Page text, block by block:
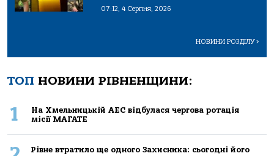
07:12, 4 Серпня, 2026
НОВИНИ РОЗДІЛУ>
ТОП НОВИНИ РІВНЕНЩИНИ:
1
На Хмельницькій АЕС відбулася чергова ротація
місії МАГАТЕ
Рівне втратило ще одного Захисника: сьогодні його